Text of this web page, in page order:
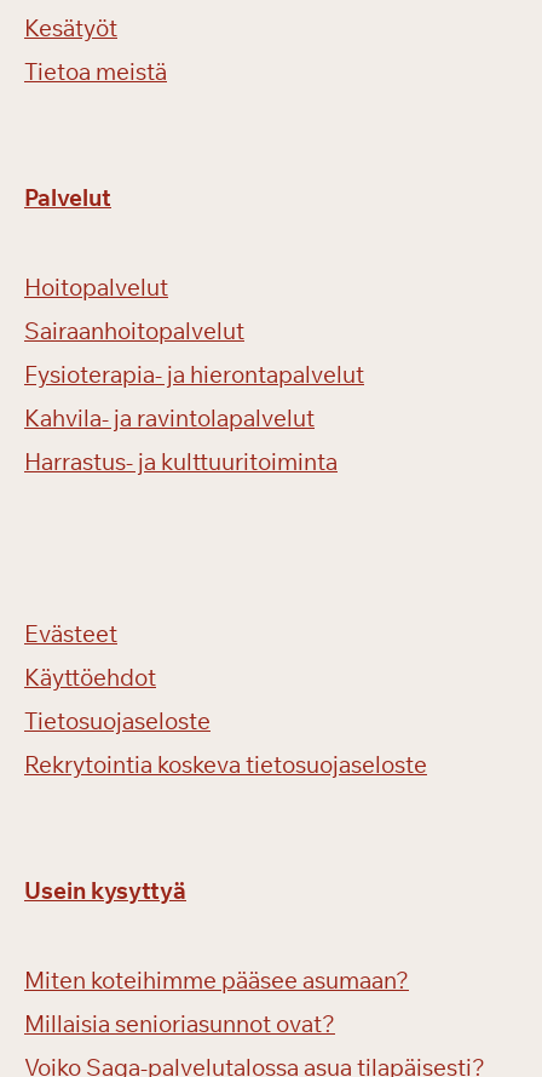
Kesätyöt
Tietoa meistä
Palvelut
Hoitopalvelut
Sairaanhoitopalvelut
Fysioterapia- ja hierontapalvelut
Kahvila- ja ravintolapalvelut
Harrastus- ja kulttuuritoiminta
Evästeet
Käyttöehdot
Tietosuojaseloste
Rekrytointia koskeva tietosuojaseloste
Usein kysyttyä
Miten koteihimme pääsee asumaan?
Millaisia senioriasunnot ovat?
Voiko Saga-palvelutalossa asua tilapäisesti?